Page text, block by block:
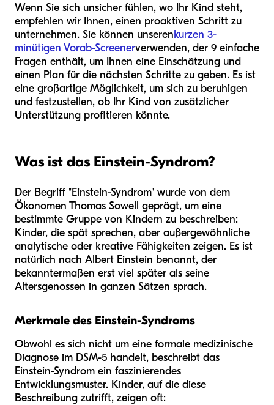
Wenn Sie sich unsicher fühlen, wo Ihr Kind steht,
empfehlen wir Ihnen, einen proaktiven Schritt zu
unternehmen. Sie können unserenkurzen 3-
minütigen Vorab-Screenerverwenden, der 9 einfache
Fragen enthält, um Ihnen eine Einschätzung und
einen Plan für die nächsten Schritte zu geben. Es ist
eine großartige Möglichkeit, um sich zu beruhigen
und festzustellen, ob Ihr Kind von zusätzlicher
Unterstützung profitieren könnte.
Was ist das Einstein-Syndrom?
Der Begriff "Einstein-Syndrom" wurde von dem
Ökonomen Thomas Sowell geprägt, um eine
bestimmte Gruppe von Kindern zu beschreiben:
Kinder, die spät sprechen, aber außergewöhnliche
analytische oder kreative Fähigkeiten zeigen. Es ist
natürlich nach Albert Einstein benannt, der
bekanntermaßen erst viel später als seine
Altersgenossen in ganzen Sätzen sprach.
Merkmale des Einstein-Syndroms
Obwohl es sich nicht um eine formale medizinische
Diagnose im DSM-5 handelt, beschreibt das
Einstein-Syndrom ein faszinierendes
Entwicklungsmuster. Kinder, auf die diese
Beschreibung zutrifft, zeigen oft: